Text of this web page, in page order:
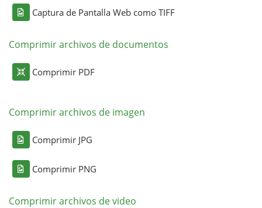
Captura de Pantalla Web como TIFF
Comprimir archivos de documentos
Comprimir PDF
Comprimir archivos de imagen
Comprimir JPG
Comprimir PNG
Comprimir archivos de video